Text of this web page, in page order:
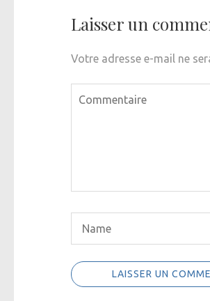
l’article
Laisser un
Votre adresse e-mail ne